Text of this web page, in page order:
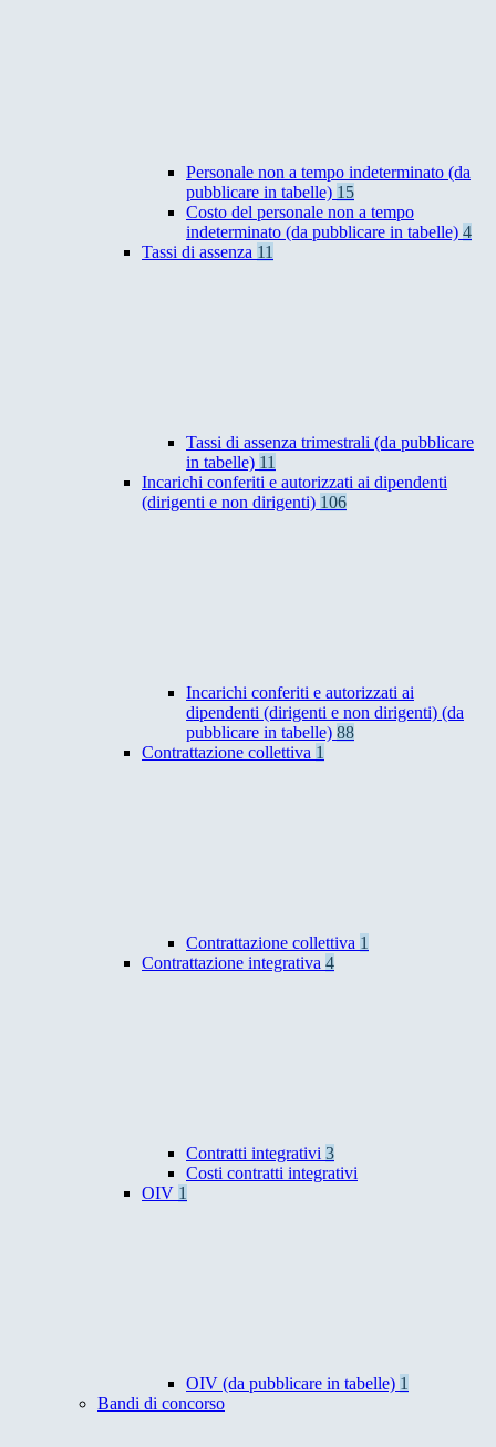
Personale non a tempo indeterminato (da
pubblicare in tabelle) 15
Costo del personale non a tempo
indeterminato (da pubblicare in tabelle) 4
Tassi di assenza 11
Tassi di assenza trimestrali (da pubblicare
in tabelle) 11
Incarichi conferiti e autorizzati ai dipendenti
(dirigenti e non dirigenti) 106
Incarichi conferiti e autorizzati ai
dipendenti (dirigenti e non dirigenti) (da
pubblicare in tabelle) 88
Contrattazione collettiva 1
Contrattazione collettiva 1
Contrattazione integrativa 4
Contratti integrativi 3
Costi contratti integrativi
OIV 1
OIV (da pubblicare in tabelle) 1
Bandi di concorso